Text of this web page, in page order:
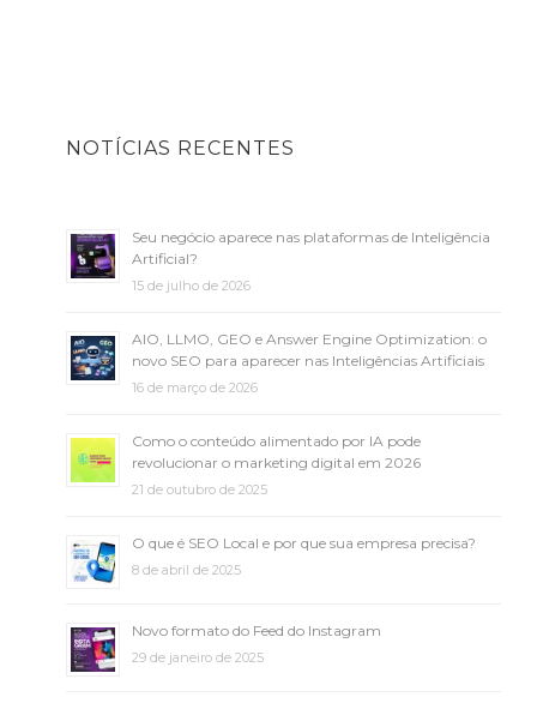
NOTÍCIAS RECENTES
Seu negócio aparece nas plataformas de Inteligência
Artificial?
15 de julho de 2026
AIO, LLMO, GEO e Answer Engine Optimization: o
novo SEO para aparecer nas Inteligências Artificiais
16 de março de 2026
Como o conteúdo alimentado por IA pode
revolucionar o marketing digital em 2026
21 de outubro de 2025
O que é SEO Local e por que sua empresa precisa?
8 de abril de 2025
Novo formato do Feed do Instagram
29 de janeiro de 2025